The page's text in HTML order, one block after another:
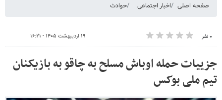
صفحه اصلی اخبار اجتماعی حوادث
۰ نفر ۱۹ اردیبهشت ۱۴۰۵ - ۱۶:۲۱
جزییات حمله اوباش مسلح به چاقو به بازیکنان
تیم ملی بوکس